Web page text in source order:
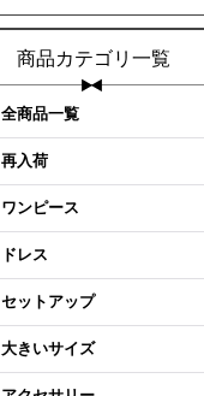
商品カテゴリ一覧
全商品一覧
再入荷
ワンピース
ドレス
セットアップ
大きいサイズ